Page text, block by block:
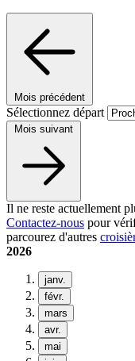
Mois précédent
Sélectionnez départ
Mois suivant
Il ne reste actuellement
Contactez-nous pour
parcourez d'autres
2026
janv.
févr.
mars
avr.
mai